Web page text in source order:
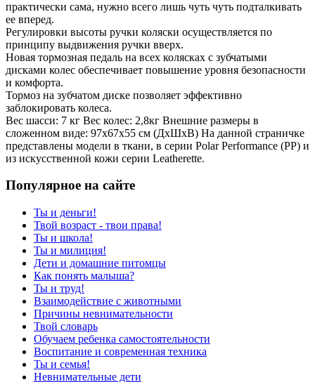
практически сама, нужно всего лишь чуть чуть подталкивать
ее вперед.
Регулировки высоты ручки коляски осуществляется по
принципу выдвижения ручки вверх.
Новая тормозная педаль на всех колясках с зубчатыми
дисками колес обеспечивает повышение уровня безопасности
и комфорта.
Тормоз на зубчатом диске позволяет эффективно
заблокировать колеса.
Вес шасси: 7 кг Вес колес: 2,8кг Внешние размеры в
сложенном виде: 97x67x55 см (ДxШxВ) На данной страничке
представлены модели в ткани, в серии Polar Performance (PP) и
из искусственной кожи серии Leatherette.
Популярное на сайте
Ты и деньги!
Твой возраст - твои права!
Ты и школа!
Ты и милиция!
Дети и домашние питомцы
Как понять малыша?
Ты и труд!
Взаимодействие с животными
Причины невнимательности
Твой словарь
Обучаем ребенка самостоятельности
Воспитание и современная техника
Ты и семья!
Невнимательные дети